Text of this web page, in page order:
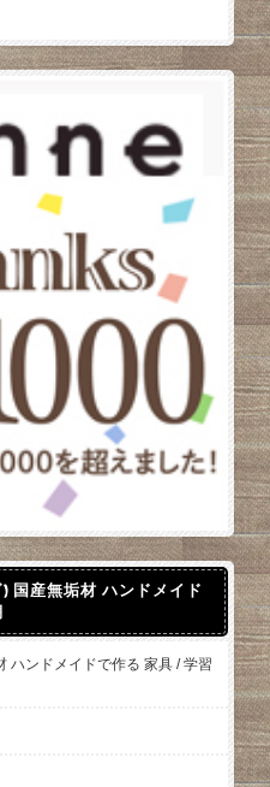
国産無垢材 ハンドメイド
ハンドメイドで作る 家具 / 学習